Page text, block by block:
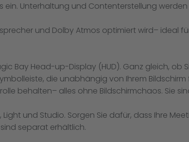
ein. Unterhaltung und Contenterstellung
und Dolby Atmos optimiert wird– ideal
Bay Head-up-Display (HUD). Ganz gleich, ob
die unabhängig von Ihrem Bildschirm
behalten– alles ohne Bildschirmchaos. Sie
und Studio. Sorgen Sie dafür, dass Ihre
separat erhältlich.